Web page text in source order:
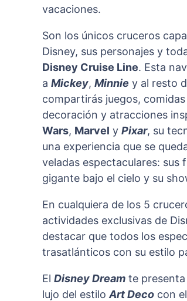
vacaciones.
Son los únicos cruceros
Disney, sus personajes y
Disney Cruise Line. Esta
a Mickey, Minnie y al resto
compartirás juegos,
decoración y atracciones
Wars, Marvel y Pixar, su
una experiencia que se
veladas espectaculares: sus
gigante bajo el cielo y su
En cualquiera de los 5
actividades exclusivas de
destacar que todos los
trasatlánticos con su estilo
El Disney Dream te
lujo del estilo Art Deco con